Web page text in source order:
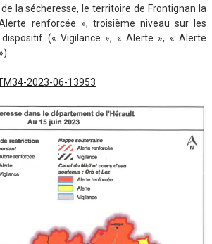
la sécheresse, le territoire de Frontignan la
renforcée », troisième niveau sur les
(« Vigilance », « Alerte », « Alerte
2023-06-13953